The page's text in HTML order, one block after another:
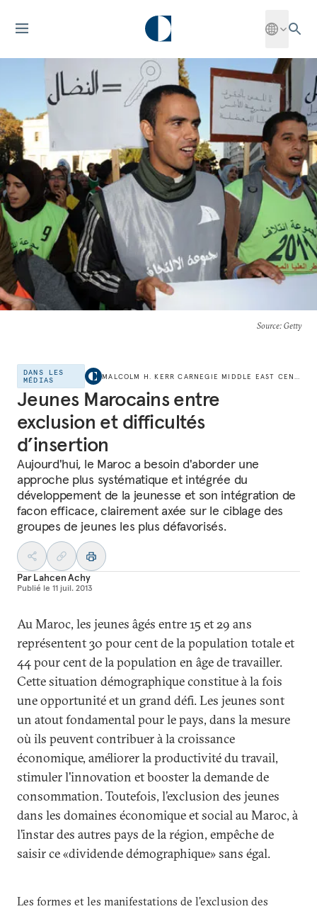
Source: Getty
DANS LES
MÉDIAS
Jeunes Marocains entre
exclusion et difficultés
d’insertion
Aujourd'hui, le Maroc a besoin d'aborder une
approche plus systématique et intégrée du
développement de la jeunesse et son intégration de
facon efficace, clairement axée sur le ciblage des
groupes de jeunes les plus défavorisés.
ParLahcen Achy
Publié le 11 juil. 2013
Au Maroc, les jeunes âgés entre 15 et 29 ans
représentent 30 pour cent de la population totale et
44 pour cent de la population en âge de travailler.
Cette situation démographique constitue à la fois
une opportunité et un grand défi. Les jeunes sont
un atout fondamental pour le pays, dans la mesure
où ils peuvent contribuer à la croissance
économique, améliorer la productivité du travail,
stimuler l'innovation et booster la demande de
consommation. Toutefois, l’exclusion des jeunes
dans les domaines économique et social au Maroc, à
l’instar des autres pays de la région, empêche de
saisir ce «dividende démographique» sans égal.
Les formes et les manifestations de l'exclusion des